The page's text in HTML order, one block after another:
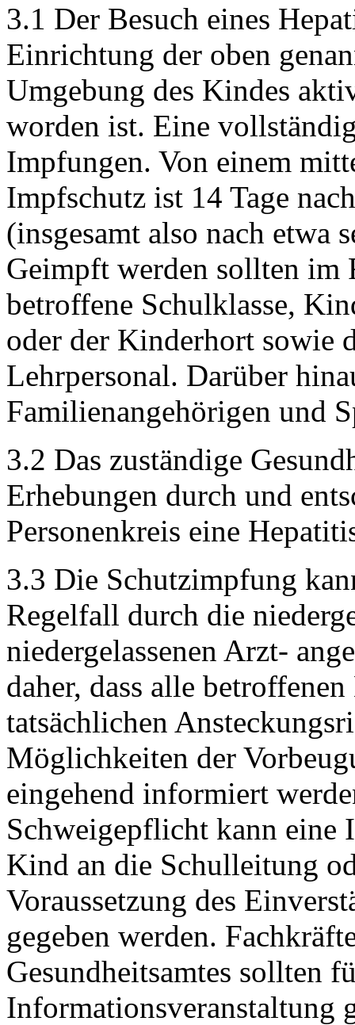
3.1 Der Besuch eines
Einrichtung der oben
Umgebung des Kindes
worden ist. Eine
Impfungen. Von einem
Impfschutz ist 14 Tage
(insgesamt also nach etwa
Geimpft werden sollten im
betroffene Schulklasse,
oder der Kinderhort sowie
Lehrpersonal. Darüber
Familienangehörigen und
3.2 Das zuständige
Erhebungen durch und
Personenkreis eine
3.3 Die Schutzimpfung
Regelfall durch die
niedergelassenen Arzt-
daher, dass alle
tatsächlichen
Möglichkeiten der
eingehend informiert
Schweigepflicht kann eine
Kind an die Schulleitung
Voraussetzung des
gegeben werden.
Gesundheitsamtes sollten
Informationsveranstaltung